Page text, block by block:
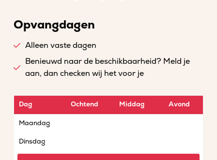
Opvangdagen
Alleen vaste dagen
Benieuwd naar de beschikbaarheid? Meld je
aan, dan checken wij het voor je
Dag Ochtend Middag Avond
Maandag
Dinsdag